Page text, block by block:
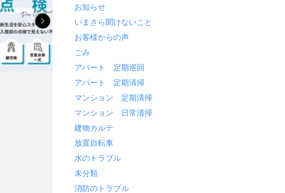
お知らせ
いまさら聞けないこと
お客様からの声
ごみ
アパート 定期巡回
アパート 定期清掃
マンション 定期清掃
マンション 日常清掃
建物カルテ
放置自転車
水のトラブル
未分類
消防のトラブル